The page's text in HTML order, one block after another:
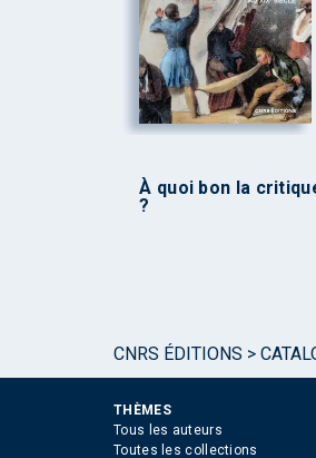
À quoi bon la
?
CNRS ÉDITIONS >
THÈMES
Tous les auteurs
Toutes les collections